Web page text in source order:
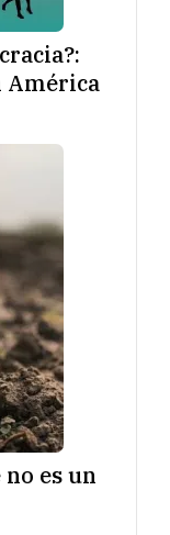
América
es un